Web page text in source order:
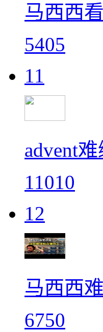
马西西
5405
11
advent
11010
12
马西西
6750